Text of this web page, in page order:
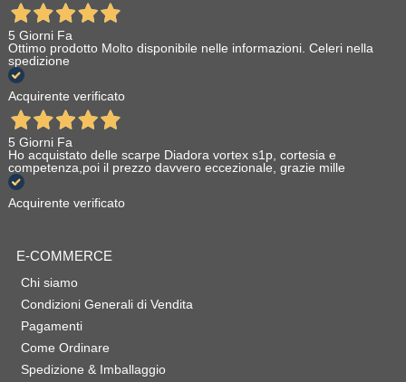
5 Giorni Fa
Ottimo prodotto Molto disponibile nelle informazioni. Celeri nella
spedizione
Acquirente verificato
5 Giorni Fa
Ho acquistato delle scarpe Diadora vortex s1p, cortesia e
competenza,poi il prezzo davvero eccezionale, grazie mille
Acquirente verificato
E-COMMERCE
Chi siamo
Condizioni Generali di Vendita
Pagamenti
Come Ordinare
Spedizione & Imballaggio